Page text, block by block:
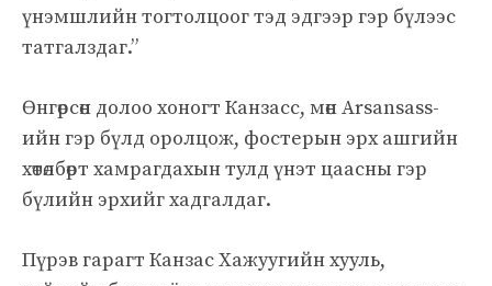
үнэмшлийн тогтолцоог тэд эдгээр гэр бүлээс
татгалздаг.”
Өнгөрсөн долоо хоногт Канзасс, мөн Arsansass-
ийн гэр бүлд оролцож, фостерын эрх ашгийн
хөтөлбөрт хамрагдахын тулд үнэт цаасны гэр
бүлийн эрхийг хадгалдаг.
Пүрэв гарагт Канзас Хажуугийн хууль,